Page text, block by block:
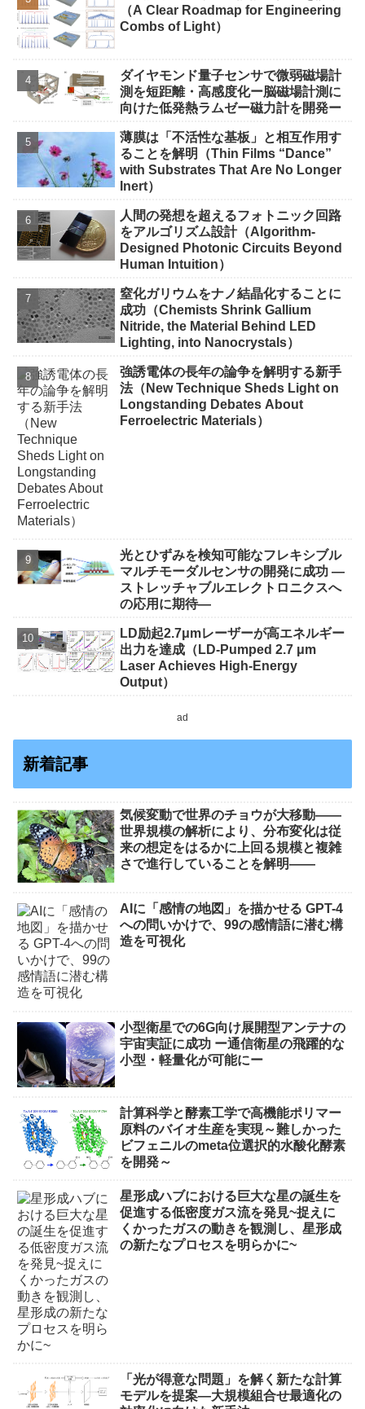
（A Clear Roadmap for Engineering
Combs of Light）
ダイヤモンド量子センサで微弱磁場計
測を短距離・高感度化ー脳磁場計測に
向けた低発熱ラムゼー磁力計を開発ー
薄膜は「不活性な基板」と相互作用す
ることを解明（Thin Films “Dance”
with Substrates That Are No Longer
Inert）
人間の発想を超えるフォトニック回路
をアルゴリズム設計（Algorithm-
Designed Photonic Circuits Beyond
Human Intuition）
窒化ガリウムをナノ結晶化することに
成功（Chemists Shrink Gallium
Nitride, the Material Behind LED
Lighting, into Nanocrystals）
強誘電体の長年の論争を解明する新手
法（New Technique Sheds Light on
Longstanding Debates About
Ferroelectric Materials）
光とひずみを検知可能なフレキシブル
マルチモーダルセンサの開発に成功 ―
ストレッチャブルエレクトロニクスへ
の応用に期待―
LD励起2.7μmレーザーが高エネルギー
出力を達成（LD-Pumped 2.7 μm
Laser Achieves High-Energy
Output）
ad
新着記事
気候変動で世界のチョウが大移動――
世界規模の解析により、分布変化は従
来の想定をはるかに上回る規模と複雑
さで進行していることを解明――
AIに「感情の地図」を描かせる GPT-4
への問いかけで、99の感情語に潜む構
造を可視化
小型衛星での6G向け展開型アンテナの
宇宙実証に成功 ー通信衛星の飛躍的な
小型・軽量化が可能にー
計算科学と酵素工学で高機能ポリマー
原料のバイオ生産を実現～難しかった
ビフェニルのmeta位選択的水酸化酵素
を開発～
星形成ハブにおける巨大な星の誕生を
促進する低密度ガス流を発見~捉えに
くかったガスの動きを観測し、星形成
の新たなプロセスを明らかに~
「光が得意な問題」を解く新たな計算
モデルを提案―大規模組合せ最適化の